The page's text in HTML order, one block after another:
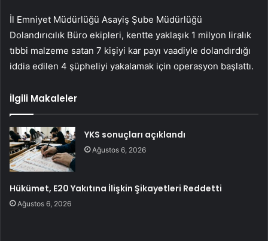
İl Emniyet Müdürlüğü Asayiş Şube Müdürlüğü
Dolandırıcılık Büro ekipleri, kentte yaklaşık 1 milyon liralık
tıbbi malzeme satan 7 kişiyi kar payı vaadiyle dolandırdığı
iddia edilen 4 şüpheliyi yakalamak için operasyon başlattı.
İlgili Makaleler
YKS sonuçları açıklandı
Ağustos 6, 2026
Hükümet, E20 Yakıtına İlişkin Şikayetleri Reddetti
Ağustos 6, 2026